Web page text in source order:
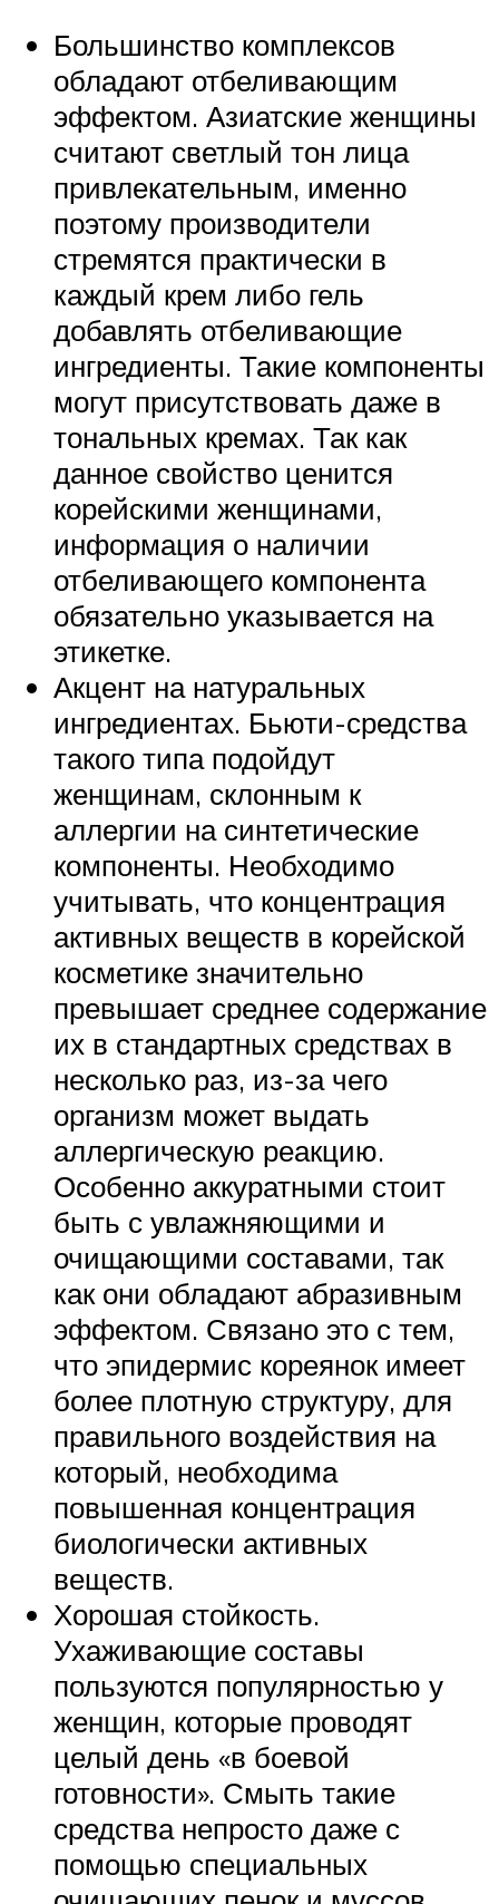
Большинство комплексов
обладают отбеливающим
эффектом. Азиатские женщины
считают светлый тон лица
привлекательным, именно
поэтому производители
стремятся практически в
каждый крем либо гель
добавлять отбеливающие
ингредиенты. Такие компоненты
могут присутствовать даже в
тональных кремах. Так как
данное свойство ценится
корейскими женщинами,
информация о наличии
отбеливающего компонента
обязательно указывается на
этикетке.
Акцент на натуральных
ингредиентах. Бьюти-средства
такого типа подойдут
женщинам, склонным к
аллергии на синтетические
компоненты. Необходимо
учитывать, что концентрация
активных веществ в корейской
косметике значительно
превышает среднее содержание
их в стандартных средствах в
несколько раз, из-за чего
организм может выдать
аллергическую реакцию.
Особенно аккуратными стоит
быть с увлажняющими и
очищающими составами, так
как они обладают абразивным
эффектом. Связано это с тем,
что эпидермис кореянок имеет
более плотную структуру, для
правильного воздействия на
который, необходима
повышенная концентрация
биологически активных
веществ.
Хорошая стойкость.
Ухаживающие составы
пользуются популярностью у
женщин, которые проводят
целый день «в боевой
готовности». Смыть такие
средства непросто даже с
помощью специальных